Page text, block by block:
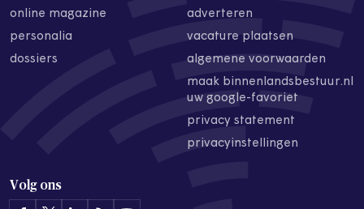
online magazine
personalia
dossiers
adverteren
vacature plaatsen
algemene voorwaarden
maak binnenlandsbestuur.nl
uw google-favoriet
privacy statement
privacyinstellingen
Volg ons